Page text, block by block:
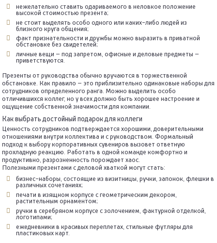
нежелательно ставить одариваемого в неловкое положение
высокой стоимостью презента;
не стоит выделять особо одного или каких-либо людей из
близкого круга общения;
факт признательности и дружбы можно выразить в приватной
обстановке без свидетелей;
личные вещи – под запретом, офисные и деловые предметы –
приветствуются.
Презенты от руководства обычно вручаются в торжественной
обстановке. Как правило – это приблизительно одинаковые наборы для
сотрудников определенного ранга. Можно выделить особо
отличившихся коллег, но у всех должно быть хорошее настроение и
ощущение собственной значимости для компании.
Как выбрать достойный подарок для коллеги
Ценность сотрудников подтверждается хорошими, доверительными
отношениями внутри коллектива и с руководством. Формальный
подход к выбору корпоративных сувениров вызовет ответную
прохладную реакцию. Работать в одной команде комфортно и
продуктивно, разрозненность порождает хаос.
Полезными презентами с деловой хваткой могут стать:
бизнес-наборы, состоящие из визитницы, ручки, запонок, флешки в
различных сочетаниях;
печати в изящном корпусе с геометрическим декором,
растительным орнаментом;
ручки в серебряном корпусе с золочением, фактурной отделкой,
логотипами;
ежедневники в красивых переплетах, стильные футляры для
пластиковых карт.